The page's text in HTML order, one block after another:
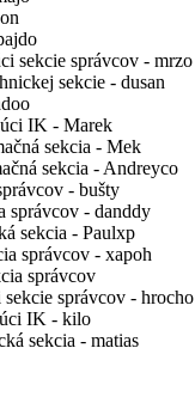
sekcie správcov - mrzo
sekcie - dusan
IK - Marek
sekcia - Mek
sekcia - Andreyco
- bušty
správcov - danddy
sekcia - Paulxp
správcov - xapoh
správcov
správcov - hrocho
IK - kilo
sekcia - matias